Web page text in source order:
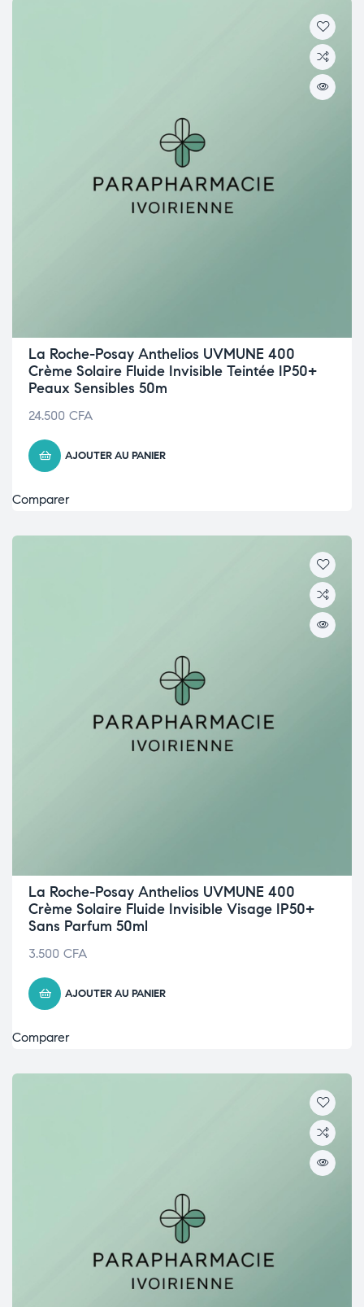
La Roche-Posay Anthelios UVMUNE 400
Crème Solaire Fluide Invisible Teintée IP50+
Peaux Sensibles 50m
24.500 CFA
AJOUTER AU PANIER
Comparer
La Roche-Posay Anthelios UVMUNE 400
Crème Solaire Fluide Invisible Visage IP50+
Sans Parfum 50ml
3.500 CFA
AJOUTER AU PANIER
Comparer